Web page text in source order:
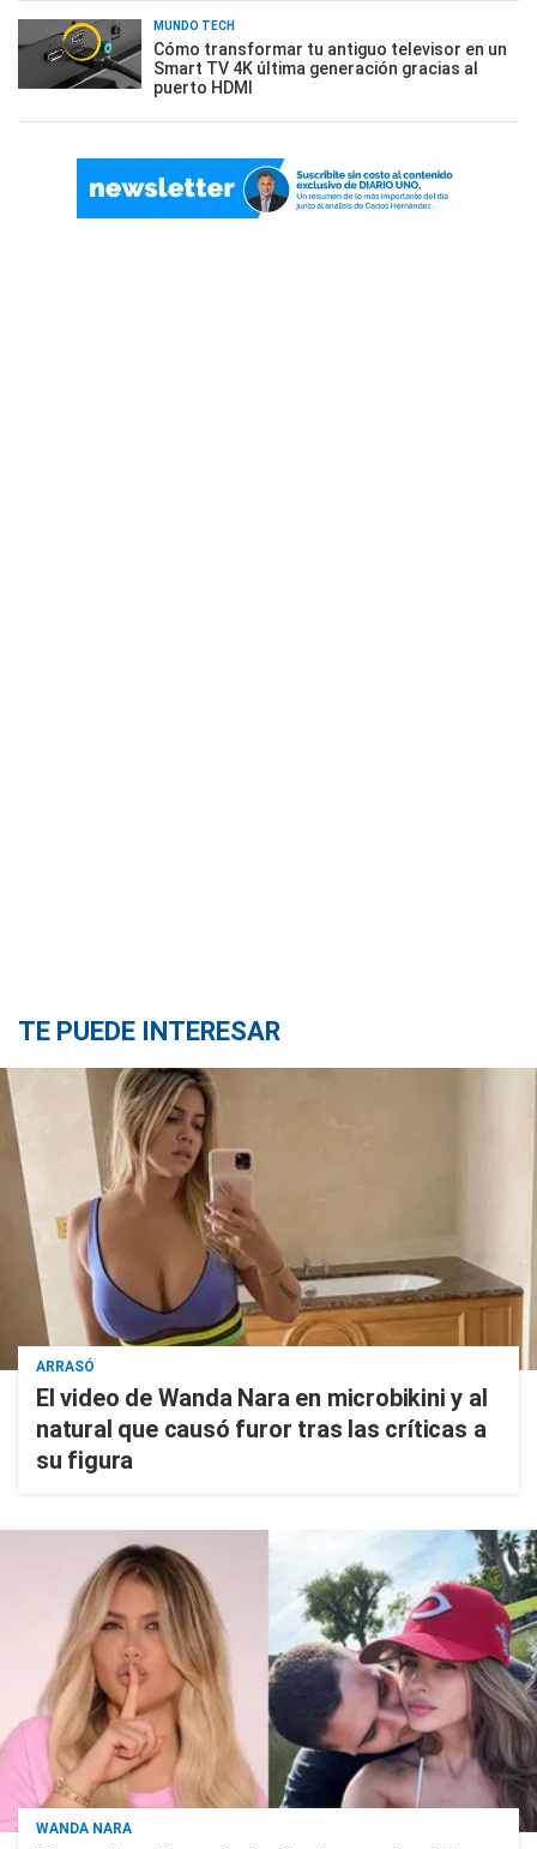
MUNDO TECH
Cómo transformar tu antiguo televisor en un
Smart TV 4K última generación gracias al
puerto HDMI
TE PUEDE INTERESAR
ARRASÓ
El video de Wanda Nara en microbikini y al
natural que causó furor tras las críticas a
su figura
WANDA NARA